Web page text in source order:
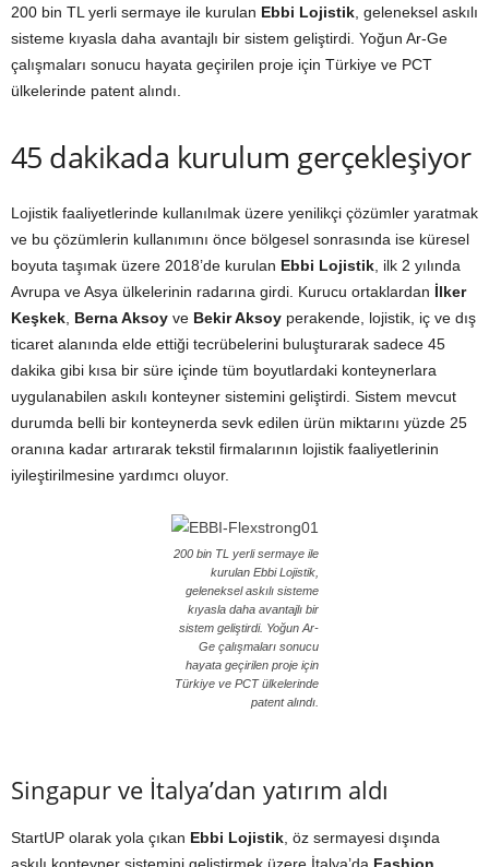
200 bin TL yerli sermaye ile kurulan Ebbi Lojistik , geleneksel askılı
sisteme kıyasla daha avantajlı bir sistem geliştirdi. Yoğun Ar-Ge
çalışmaları sonucu hayata geçirilen proje için Türkiye ve PCT
ülkelerinde patent alındı.
45 dakikada kurulum gerçekleşiyor
Lojistik faaliyetlerinde kullanılmak üzere yenilikçi çözümler yaratmak
ve bu çözümlerin kullanımını önce bölgesel sonrasında ise küresel
boyuta taşımak üzere 2018’de kurulan Ebbi Lojistik , ilk 2 yılında
Avrupa ve Asya ülkelerinin radarına girdi. Kurucu ortaklardan İlker
Keşkek Berna Aksoy ve Bekir Aksoy perakende, lojistik, iç ve dış
ticaret alanında elde ettiği tecrübelerini buluşturarak sadece 45
dakika gibi kısa bir süre içinde tüm boyutlardaki konteynerlara
uygulanabilen askılı konteyner sistemini geliştirdi. Sistem mevcut
durumda belli bir konteynerda sevk edilen ürün miktarını yüzde 25
oranına kadar artırarak tekstil firmalarının lojistik faaliyetlerinin
iyileştirilmesine yardımcı oluyor.
200 bin TL yerli sermaye ile
kurulan Ebbi Lojistik,
geleneksel askılı sisteme
kıyasla daha avantajlı bir
sistem geliştirdi. Yoğun Ar-
Ge çalışmaları sonucu
hayata geçirilen proje için
Türkiye ve PCT ülkelerinde
patent alındı.
Singapur ve İtalya’dan yatırım aldı
StartUP olarak yola çıkan Ebbi Lojistik , öz sermayesi dışında